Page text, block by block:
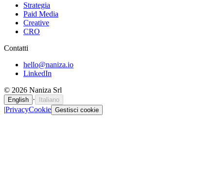
Strategia
Paid Media
Creative
CRO
Contatti
hello@naniza.io
LinkedIn
© 2026 Naniza Srl
English · Italiano
|PrivacyCookie Gestisci cookie